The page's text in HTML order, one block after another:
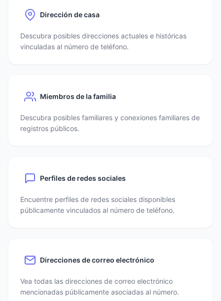
Dirección de casa
Descubra posibles direcciones actuales e históricas
vinculadas al número de teléfono.
Miembros de la familia
Descubra posibles familiares y conexiones familiares de
registros públicos.
Perfiles de redes sociales
Encuentre perfiles de redes sociales disponibles
públicamente vinculados al número de teléfono.
Direcciones de correo electrónico
Vea todas las direcciones de correo electrónico
mencionadas públicamente asociadas al número.